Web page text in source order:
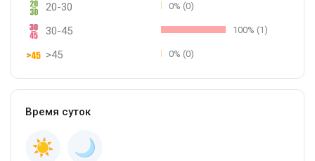
20-30 0% (0)
30-45 100% (1)
>45 0% (0)
Время суток